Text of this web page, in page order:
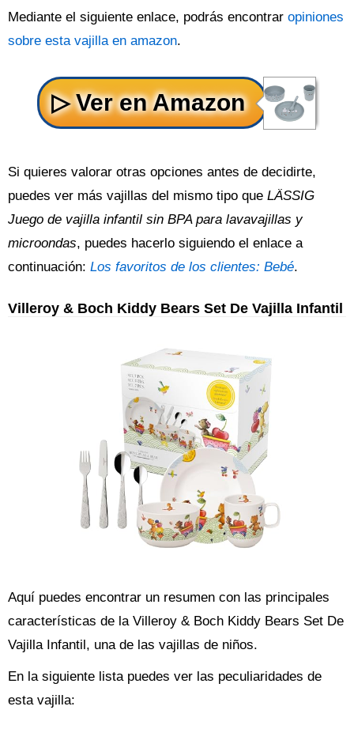
Mediante el siguiente enlace, podrás encontrar opiniones
sobre esta vajilla en amazon.
Si quieres valorar otras opciones antes de decidirte,
puedes ver más vajillas del mismo tipo que LÄSSIG
Juego de vajilla infantil sin BPA para lavavajillas y
microondas, puedes hacerlo siguiendo el enlace a
continuación: Los favoritos de los clientes: Bebé.
Villeroy & Boch Kiddy Bears Set De Vajilla Infantil
Aquí puedes encontrar un resumen con las principales
características de la Villeroy & Boch Kiddy Bears Set De
Vajilla Infantil, una de las vajillas de niños.
En la siguiente lista puedes ver las peculiaridades de
esta vajilla: